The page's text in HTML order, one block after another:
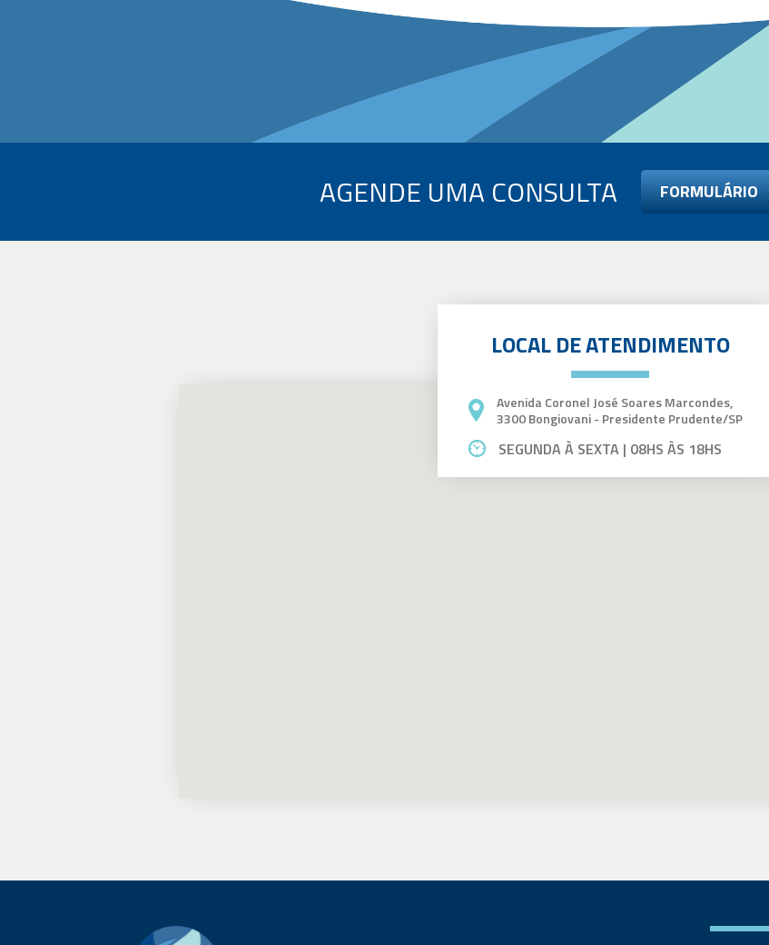
AGENDE UMA CONSULTA FORMULÁRIO
LOCAL DE ATENDIMENTO
Avenida Coronel José Soares Marcondes,
3300 Bongiovani - Presidente Prudente/SP
SEGUNDA À SEXTA | 08HS ÀS 18HS